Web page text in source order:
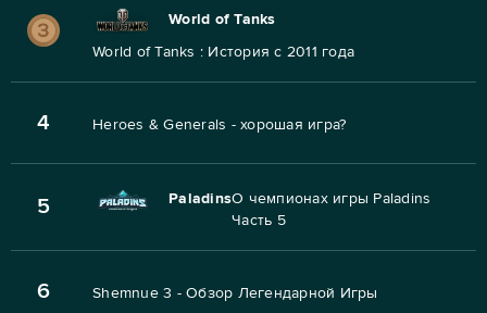
World of Tanks
World of Tanks : История с 2011 года
4 Heroes & Generals - хорошая игра?
5 PaladinsО чемпионах игры Paladins
Часть 5
6 Shemnue 3 - Обзор Легендарной Игры